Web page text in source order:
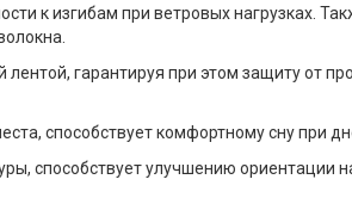
к изгибам при ветровых нагрузках.
гарантируя при этом защиту от
способствует комфортному сну при
способствует улучшению ориентации